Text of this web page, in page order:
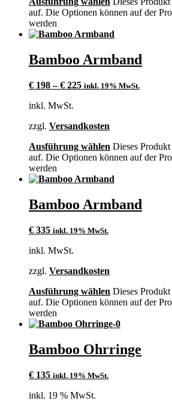
auf. Die Optionen können auf der
werden
Bamboo Armband
€ 198–€ 225 inkl. 19% MwSt.
inkl. MwSt.
zzgl. Versandkosten
Ausführung wählen Dieses
auf. Die Optionen können auf der
werden
Bamboo Armband
€ 335 inkl. 19% MwSt.
inkl. MwSt.
zzgl. Versandkosten
Ausführung wählen Dieses
auf. Die Optionen können auf der
werden
Bamboo Ohrringe
€ 135 inkl. 19% MwSt.
inkl. 19 % MwSt.